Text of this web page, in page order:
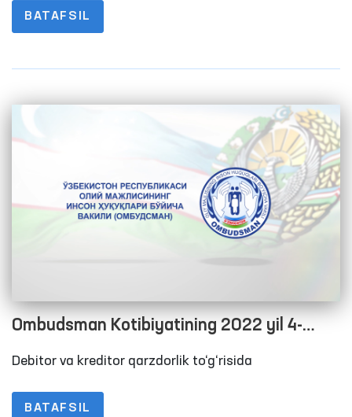
BATAFSIL
Ombudsman Kotibiyatining 2022 yil 4-
chorak yakuni bo‘yicha debitor va kreditor
Debitor va kreditor qarzdorlik to‘g‘risida
BATAFSIL